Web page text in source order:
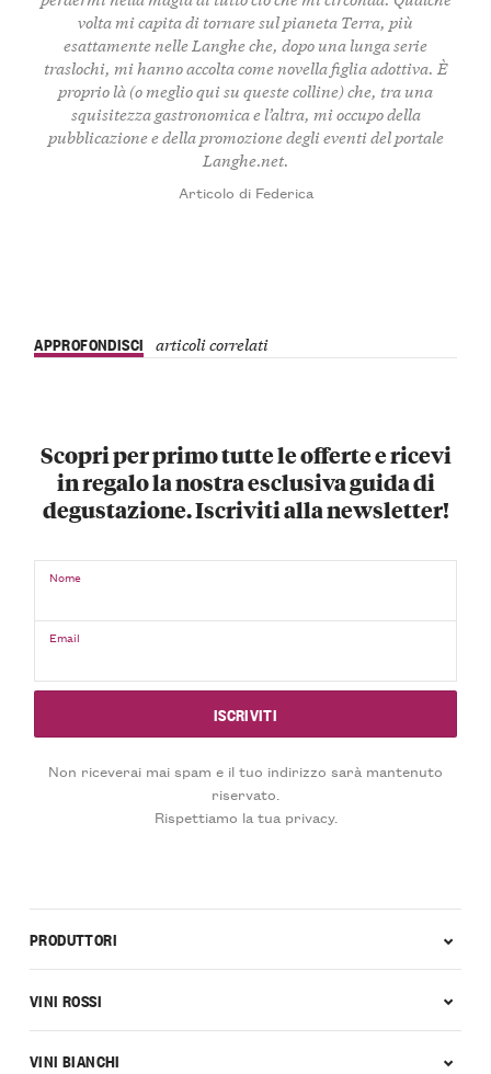
volta mi capita di tornare sul pianeta Terra, più
esattamente nelle Langhe che, dopo una lunga serie
traslochi, mi hanno accolta come novella figlia adottiva. È
proprio là (o meglio qui su queste colline) che, tra una
squisitezza gastronomica e l’altra, mi occupo della
pubblicazione e della promozione degli eventi del portale
Langhe.net.
Articolo di Federica
APPROFONDISCI articoli correlati
Scopri per primo tutte le offerte e ricevi
in regalo la nostra esclusiva guida di
degustazione. Iscriviti alla newsletter!
Nome
Email
Non riceverai mai spam e il tuo indirizzo sarà mantenuto
riservato.
Rispettiamo la tua privacy.
PRODUTTORI
VINI ROSSI
VINI BIANCHI